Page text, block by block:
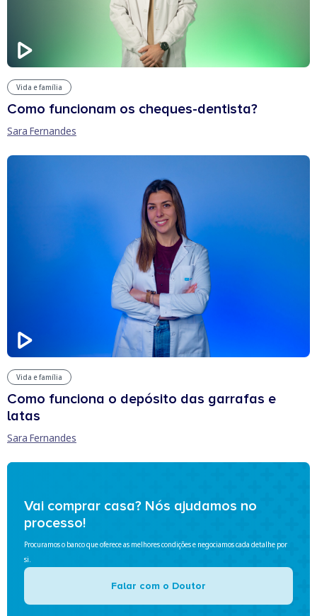
Vida e família
Como funcionam os cheques-dentista?
Sara Fernandes
Vida e família
Como funciona o depósito das garrafas e
latas
Sara Fernandes
Vai comprar casa? Nós ajudamos no
processo!
Procuramos o banco que oferece as melhores condições e negociamos cada detalhe por
si.
Falar com o Doutor